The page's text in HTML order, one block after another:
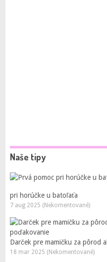
Naše tipy
pri horúčke u batoľaťa
7 aug 2025 (Nekomentované)
Darček pre mamičku za pôrod
18 mar 2025 (Nekomentované)